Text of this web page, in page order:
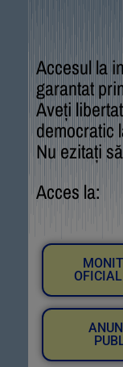
Accesul la
garantat
Aveți
democratic
Nu ezitați
Acces la: